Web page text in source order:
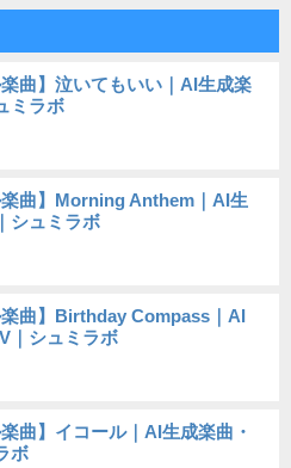
楽曲】泣いてもいい｜AI生成楽
ミラボ
楽曲】Morning Anthem｜AI生
シュミラボ
楽曲】Birthday Compass｜AI
｜シュミラボ
楽曲】イコール｜AI生成楽曲・
ボ